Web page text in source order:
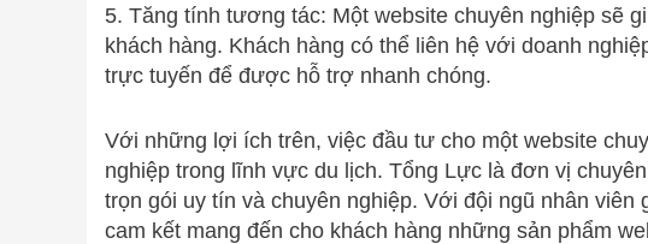
5. Tăng tính tương tác: Một website chuyên nghiệp sẽ
khách hàng. Khách hàng có thể liên hệ với doanh
trực tuyến để được hỗ trợ nhanh chóng.
Với những lợi ích trên, việc đầu tư cho một website
nghiệp trong lĩnh vực du lịch. Tổng Lực là đơn vị
trọn gói uy tín và chuyên nghiệp. Với đội ngũ nhân
cam kết mang đến cho khách hàng những sản phẩm